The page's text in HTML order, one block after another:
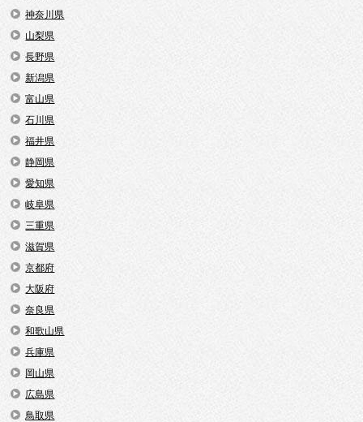
神奈川県
山梨県
長野県
新潟県
富山県
石川県
福井県
静岡県
愛知県
岐阜県
三重県
滋賀県
京都府
大阪府
奈良県
和歌山県
兵庫県
岡山県
広島県
鳥取県